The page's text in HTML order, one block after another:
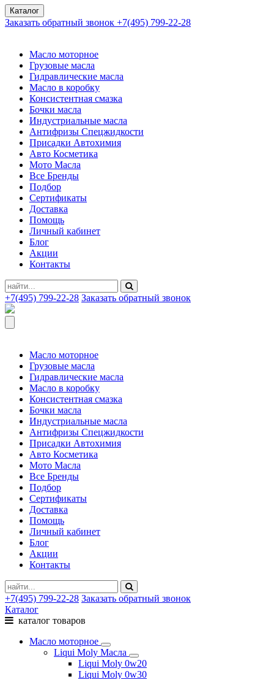
Каталог
Заказать обратный звонок +7(495) 799-22-28
Масло моторное
Грузовые масла
Гидравлические масла
Масло в коробку
Консистентная смазка
Бочки масла
Индустриальные масла
Антифризы Спецжидкости
Присадки Автохимия
Авто Косметика
Мото Масла
Все Бренды
Подбор
Сертификаты
Доставка
Помощь
Личный кабинет
Блог
Акции
Контакты
+7(495) 799-22-28 Заказать обратный звонок
Масло моторное
Грузовые масла
Гидравлические масла
Масло в коробку
Консистентная смазка
Бочки масла
Индустриальные масла
Антифризы Спецжидкости
Присадки Автохимия
Авто Косметика
Мото Масла
Все Бренды
Подбор
Сертификаты
Доставка
Помощь
Личный кабинет
Блог
Акции
Контакты
+7(495) 799-22-28 Заказать обратный звонок
Каталог
каталог товаров
Масло моторное
Liqui Moly Масла
Liqui Moly 0w20
Liqui Moly 0w30